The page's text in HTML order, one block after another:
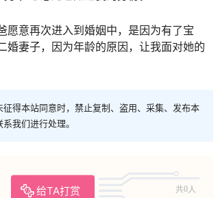
愿意再次进入到婚姻中，是因为有了宝
婚妻子，因为年龄的原因，让我面对她的
得本站同意时，禁止复制、盗用、采集、发布本
我们进行处理。
给TA打赏 共0人